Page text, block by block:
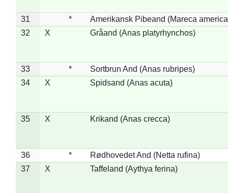
31 *
Amerikansk Pibeand (Mareca
32
X Gråand (Anas platyrhynchos)
33 *
Sortbrun And (Anas rubripes)
34
X Spidsand (Anas acuta)
35 X Krikand (Anas crecca)
36 *
Rødhovedet And (Netta rufina)
37
X Taffeland (Aythya ferina)